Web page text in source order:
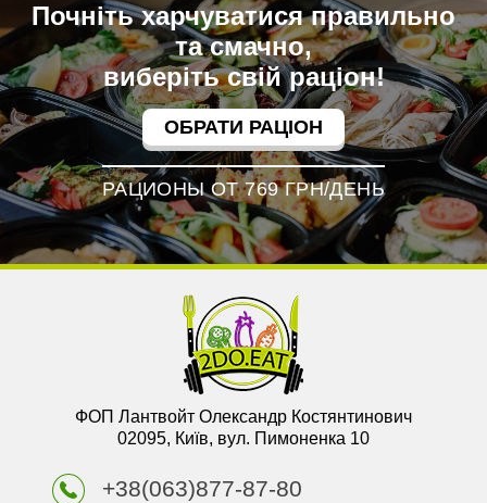
Почніть харчуватися правильно
та смачно,
виберіть свій раціон!
ОБРАТИ РАЦІОН
РАЦИОНЫ ОТ 769 ГРН/ДЕНЬ
ФОП Лантвойт Олександр Костянтинович
02095, Київ, вул. Пимоненка 10
+38(063)877-87-80